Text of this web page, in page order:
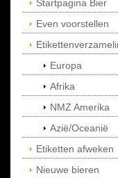
Startpagina Bier
Even voorstellen
Europa
Afrika
NMZ Amerika
Azië/Oceanië
Etiketten afweken
Nieuwe bieren